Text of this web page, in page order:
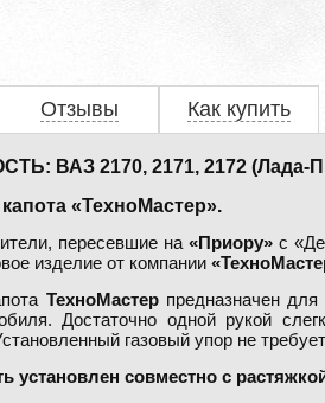
Отзывы Как купить
ВАЗ 2170, 2171, 2172 (Лада-
«ТехноМастер».
пересевшие на «Приору»с
изделие от компании
ТехноМастерпредназначен для
Достаточно одной рукой
газовый упор не
установлен совместно с